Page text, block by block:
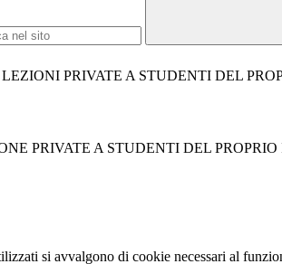
PRIVATE A STUDENTI DEL
PRIVATE A STUDENTI DEL
si avvalgono di cookie necessari al